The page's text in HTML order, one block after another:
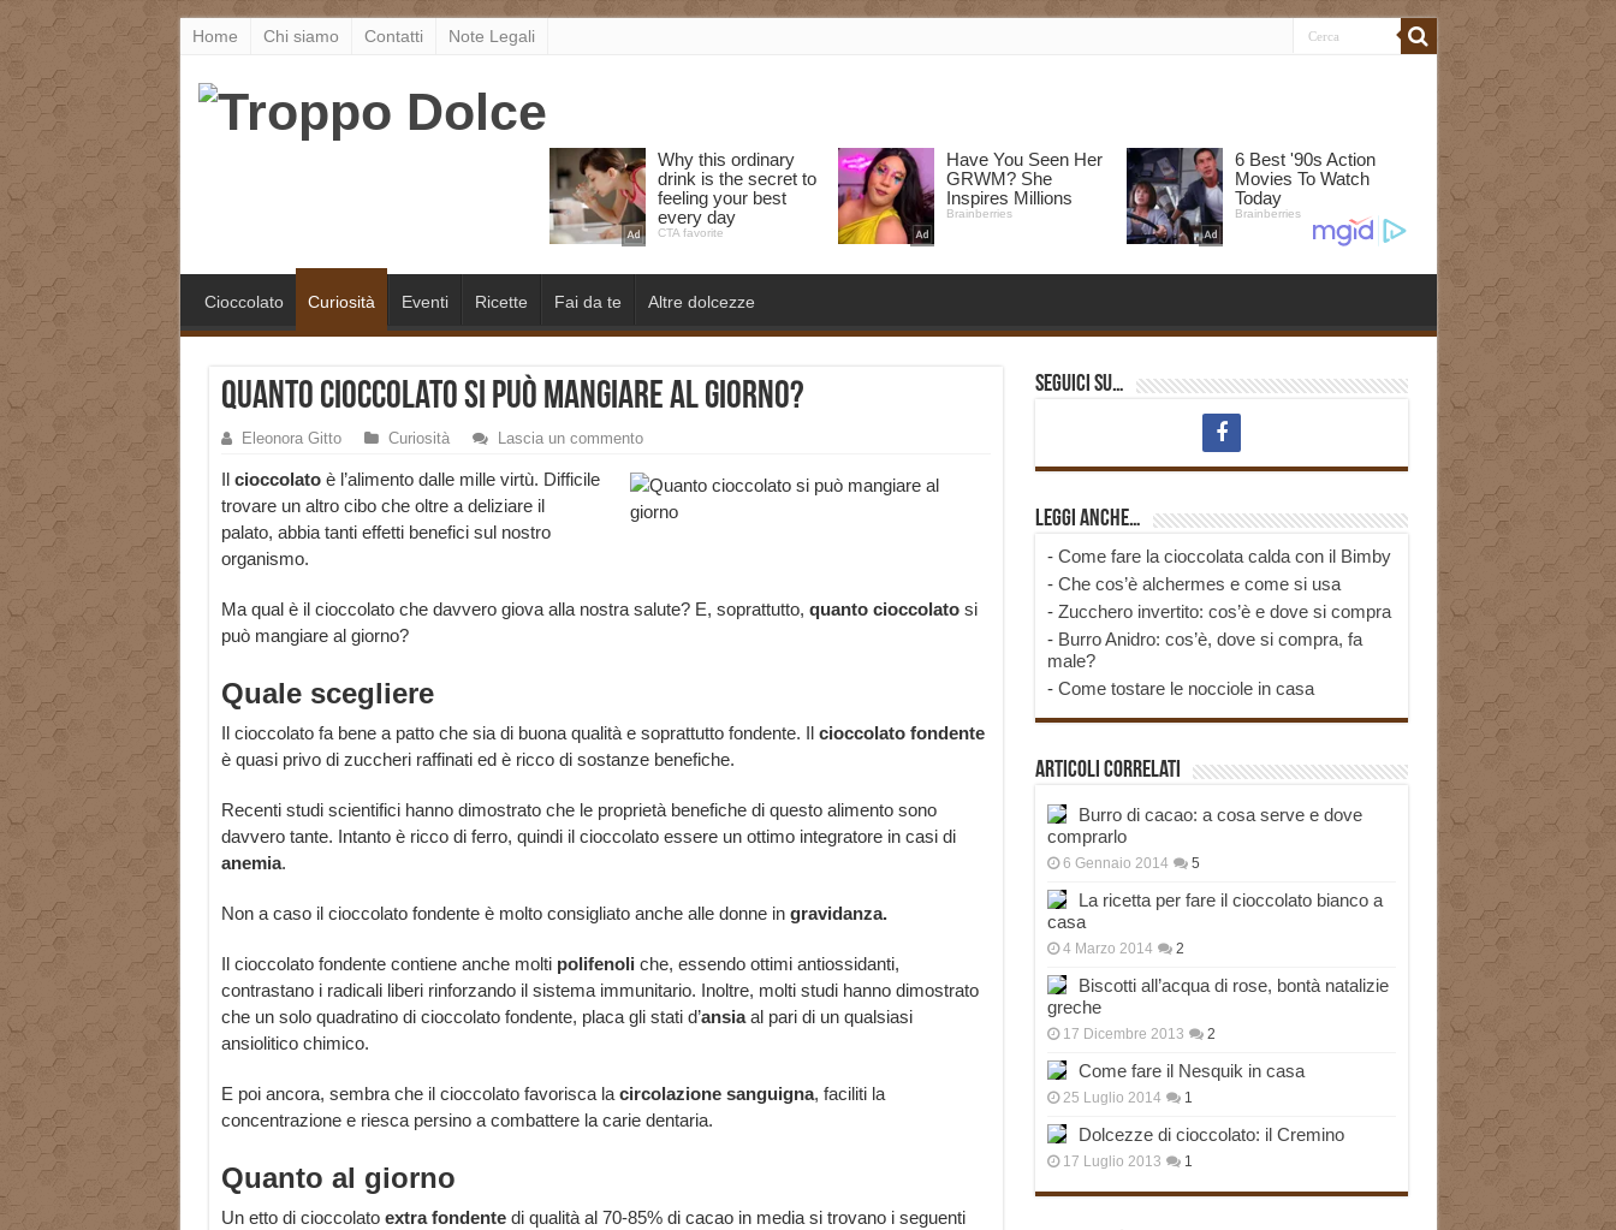
Home Chi siamo Contatti Note Legali
Cioccolato Curiosità Eventi Ricette Fai da te Altre dolcezze
Quanto cioccolato si può mangiare al giorno?
Eleonora Gitto Curiosità Lascia un commento
Il cioccolatoè l’alimento dalle mille virtù. Difficile
trovare un altro cibo che oltre a deliziare il
palato, abbia tanti effetti benefici sul nostro
organismo.
Ma qual è il cioccolato che davvero giova alla nostra salute? E, soprattutto, quanto cioccolatosi
può mangiare al giorno?
Quale scegliere
Il cioccolato fa bene a patto che sia di buona qualità e soprattutto fondente. Il cioccolato fondente
è quasi privo di zuccheri raffinati ed è ricco di sostanze benefiche.
Recenti studi scientifici hanno dimostrato che le proprietà benefiche di questo alimento sono
davvero tante. Intanto è ricco di ferro, quindi il cioccolato essere un ottimo integratore in casi di
anemia.
Non a caso il cioccolato fondente è molto consigliato anche alle donne in gravidanza.
Il cioccolato fondente contiene anche molti polifenoli che, essendo ottimi antiossidanti,
contrastano i radicali liberi rinforzando il sistema immunitario. Inoltre, molti studi hanno dimostrato
che un solo quadratino di cioccolato fondente, placa gli stati d’ansiaal pari di un qualsiasi
ansiolitico chimico.
E poi ancora, sembra che il cioccolato favorisca la circolazione sanguigna, faciliti la
concentrazione e riesca persino a combattere la carie dentaria.
Quanto al giorno
Un etto di cioccolato extra fondentedi qualità al 70-85% di cacao in media si trovano i seguenti
Seguici su…
Leggi anche…
- Come fare la cioccolata calda con il Bimby
- Che cos’è alchermes e come si usa
- Zucchero invertito: cos’è e dove si compra
- Burro Anidro: cos’è, dove si compra, fa
male?
- Come tostare le nocciole in casa
Articoli correlati
Burro di cacao: a cosa serve e dove
comprarlo
6 Gennaio 2014 5
La ricetta per fare il cioccolato bianco a
casa
4 Marzo 2014 2
Biscotti all’acqua di rose, bontà natalizie
greche
17 Dicembre 2013 2
Come fare il Nesquik in casa
25 Luglio 2014 1
Dolcezze di cioccolato: il Cremino
17 Luglio 2013 1